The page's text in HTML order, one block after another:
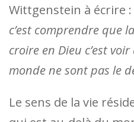
Wittgenstein à écrire :
c’est comprendre que
croire en Dieu c’est
monde ne sont pas le
Le sens de la vie